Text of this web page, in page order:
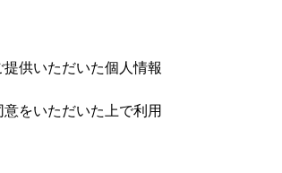
供いただいた個人情報
をいただいた上で利用